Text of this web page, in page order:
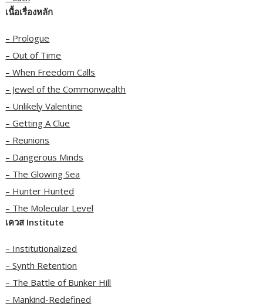
เนื้อเรื่องหลัก
– Prologue
– Out of Time
– When Freedom Calls
– Jewel of the Commonwealth
– Unlikely Valentine
– Getting A Clue
– Reunions
– Dangerous Minds
– The Glowing Sea
– Hunter Hunted
– The Molecular Level
เควส Institute
– Institutionalized
– Synth Retention
– The Battle of Bunker Hill
– Mankind-Redefined